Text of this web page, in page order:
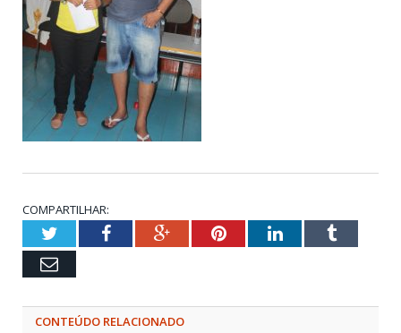
COMPARTILHAR:
TwitterFacebookGoogle+PinterestLinkedInTumblr
Email
CONTEÚDO RELACIONADO